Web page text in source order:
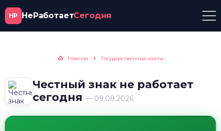
НР НеРаботаетСегодня
Главная Государственные сайты
Честный знак не работает
сегодня — 09.08.2026